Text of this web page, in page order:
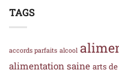
TAGS
accords parfaits alcool
alimentation saine arts